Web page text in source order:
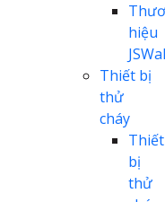
hiệu
Thiết bị
thử
cháy
Thiết
bị
thử